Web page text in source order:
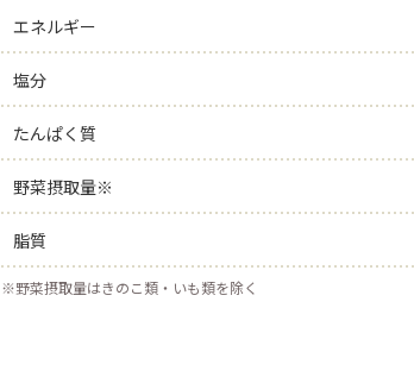
エネルギー
塩分
たんぱく質
野菜摂取量※
脂質
※野菜摂取量はきのこ類・いも類を除く